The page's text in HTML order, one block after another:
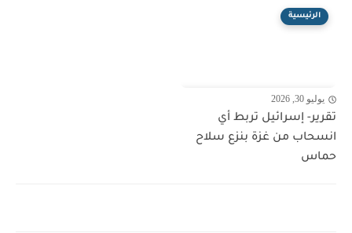
الرئيسية
يوليو 30, 2026
تقرير- إسرائيل تربط أي
انسحاب من غزة بنزع سلاح
حماس